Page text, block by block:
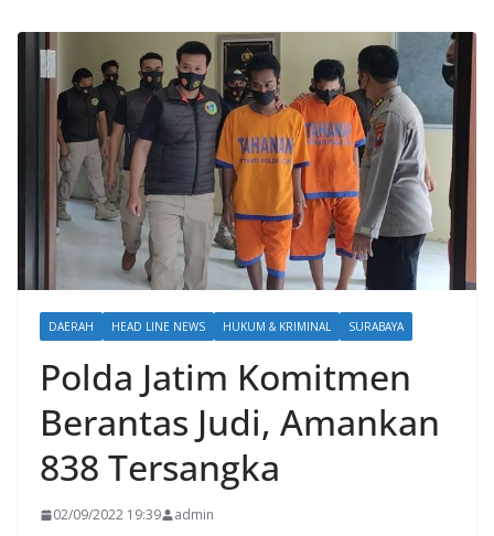
DAERAH HEAD LINE NEWS HUKUM & KRIMINAL SURABAYA
Polda Jatim Komitmen
Berantas Judi, Amankan
838 Tersangka
02/09/2022 19:39 admin